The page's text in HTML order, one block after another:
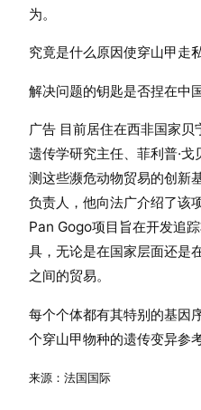
为。
究竟是什么原因使穿山甲走
解决问题的钥匙是否捏在中
广告 目前居住在西非国家
遗传学研究主任、菲利普·
测这些濒危动物贸易的创新
负责人，他向法广介绍了该
Pan Gogo项目旨在开发追
具，无论是在国家层面还是
之间的贸易。
每个个体都有其特别的基因
个穿山甲物种的遗传变异参
来源：法国国际